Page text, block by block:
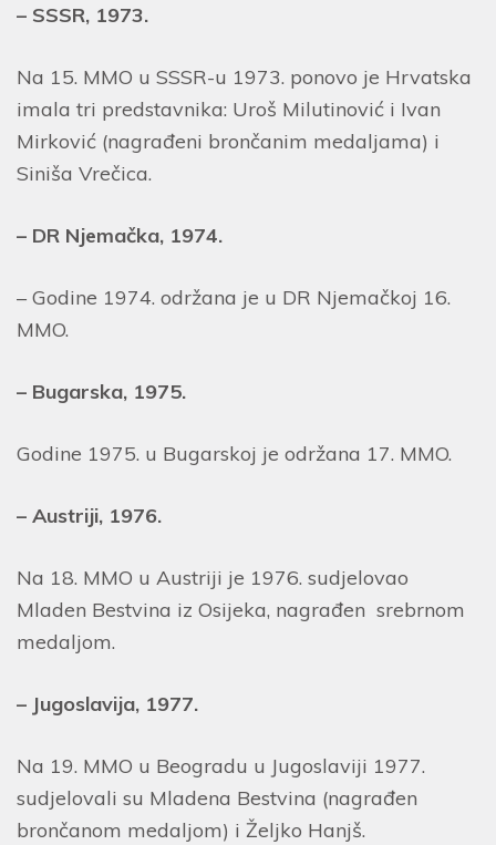
– SSSR, 1973.
Na 15. MMO u SSSR-u 1973. ponovo je Hrvatska
imala tri predstavnika: Uroš Milutinović i Ivan
Mirković (nagrađeni brončanim medaljama) i
Siniša Vrečica.
– DR Njemačka, 1974.
– Godine 1974. održana je u DR Njemačkoj 16.
MMO.
– Bugarska, 1975.
Godine 1975. u Bugarskoj je održana 17. MMO.
– Austriji, 1976.
Na 18. MMO u Austriji je 1976. sudjelovao
Mladen Bestvina iz Osijeka, nagrađen srebrnom
medaljom.
– Jugoslavija, 1977.
Na 19. MMO u Beogradu u Jugoslaviji 1977.
sudjelovali su Mladena Bestvina (nagrađen
brončanom medaljom) i Željko Hanjš.